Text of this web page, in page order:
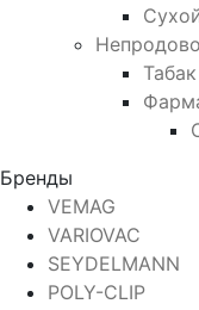
Табак
Бренды
VEMAG
VARIOVAC
SEYDELMANN
POLY-CLIP